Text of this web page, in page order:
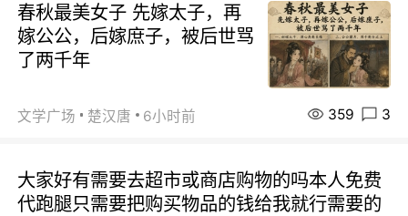
春秋最美女子 先嫁太子，再
嫁公公，后嫁庶子，被后世骂
了两千年
文学广场 楚汉唐 6小时前 359 3
大家好有需要去超市或商店购物的吗本人免费
代跑腿只需要把购买物品的钱给我就行需要的